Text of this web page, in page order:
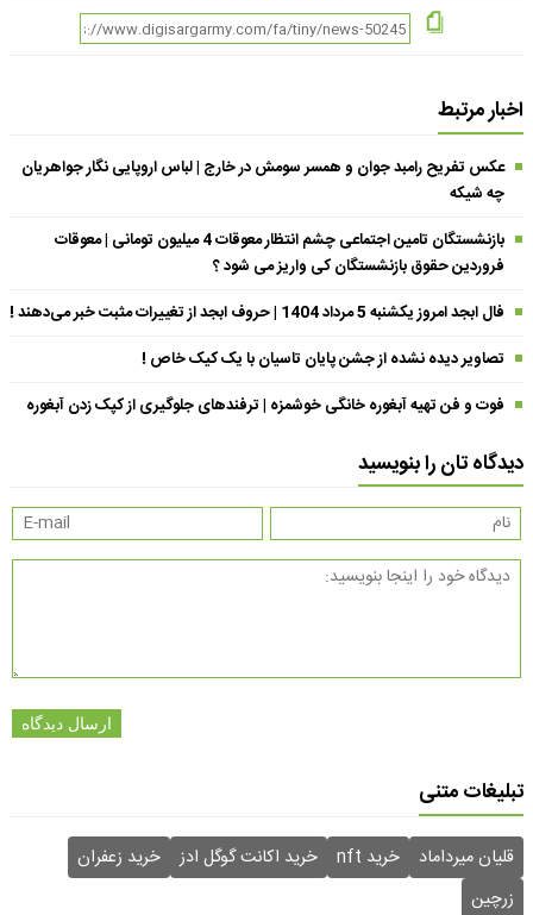
اخبار مرتبط
عکس تفریح رامبد جوان و همسر سومش در خارج | لباس اروپایی نگار جواهریان
چه شیکه
بازنشستگان تامین اجتماعی چشم انتظار معوقات 4 میلیون تومانی | معوقات
فروردین حقوق بازنشستگان کی واریز می شود ؟
فال ابجد امروز یکشنبه 5 مرداد 1404 | حروف ابجد از تغییرات مثبت خبر می‌دهند !
تصاویر دیده نشده از جشن پایان تاسیان با یک کیک خاص !
فوت و فن تهیه آبغوره خانگی خوشمزه | ترفندهای جلوگیری از کپک زدن آبغوره
دیدگاه تان را بنویسید
ارسال دیدگاه
تبلیغات متنی
قلیان میرداماد خرید nft خرید اکانت گوگل ادز
خرید زعفران
زرچین